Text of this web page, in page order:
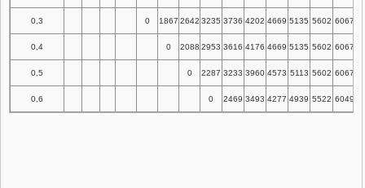
0,3 0 1867 2642 3235 3736 4202 4669 5135 5602 6067
0,4 0 2088 2953 3616 4176 4669 5135 5602 6067
0,5 0 2287 3233 3960 4573 5113 5602 6067
0,6 0 2469 3493 4277 4939 5522 6049